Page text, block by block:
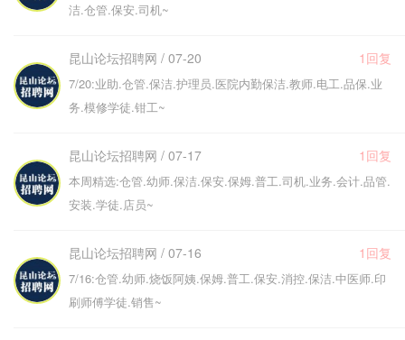
洁.仓管.保安.司机~
昆山论坛招聘网 / 07-20 1回复
7/20:业助.仓管.保洁.护理员.医院内勤保洁.教师.电工.品保.业
务.模修学徒.钳工~
昆山论坛招聘网 / 07-17 1回复
本周精选:仓管.幼师.保洁.保安.保姆.普工.司机.业务.会计.品管.
安装.学徒.店员~
昆山论坛招聘网 / 07-16 1回复
7/16:仓管.幼师.烧饭阿姨.保姆.普工.保安.消控.保洁.中医师.印
刷师傅学徒.销售~